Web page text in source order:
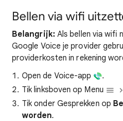
Bellen via wifi
Belangrijk: Als bellen via wifi
Google Voice je provider
providerkosten in rekening
Open de Voice-app
.
Tik linksboven op Menu
Tik onder Gesprekken op
worden.